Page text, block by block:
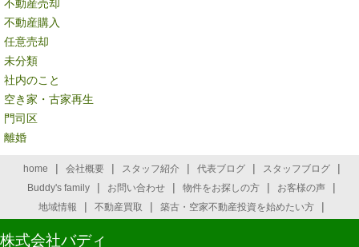
不動産売却
不動産購入
任意売却
未分類
社内のこと
空き家・古家再生
門司区
離婚
home | 会社概要 | スタッフ紹介 | 代表ブログ | スタッフブログ |
Buddy's family | お問い合わせ | 物件をお探しの方 | お客様の声 |
地域情報 | 不動産買取 | 築古・空家不動産投資を始めたい方 |
株式会社バディ